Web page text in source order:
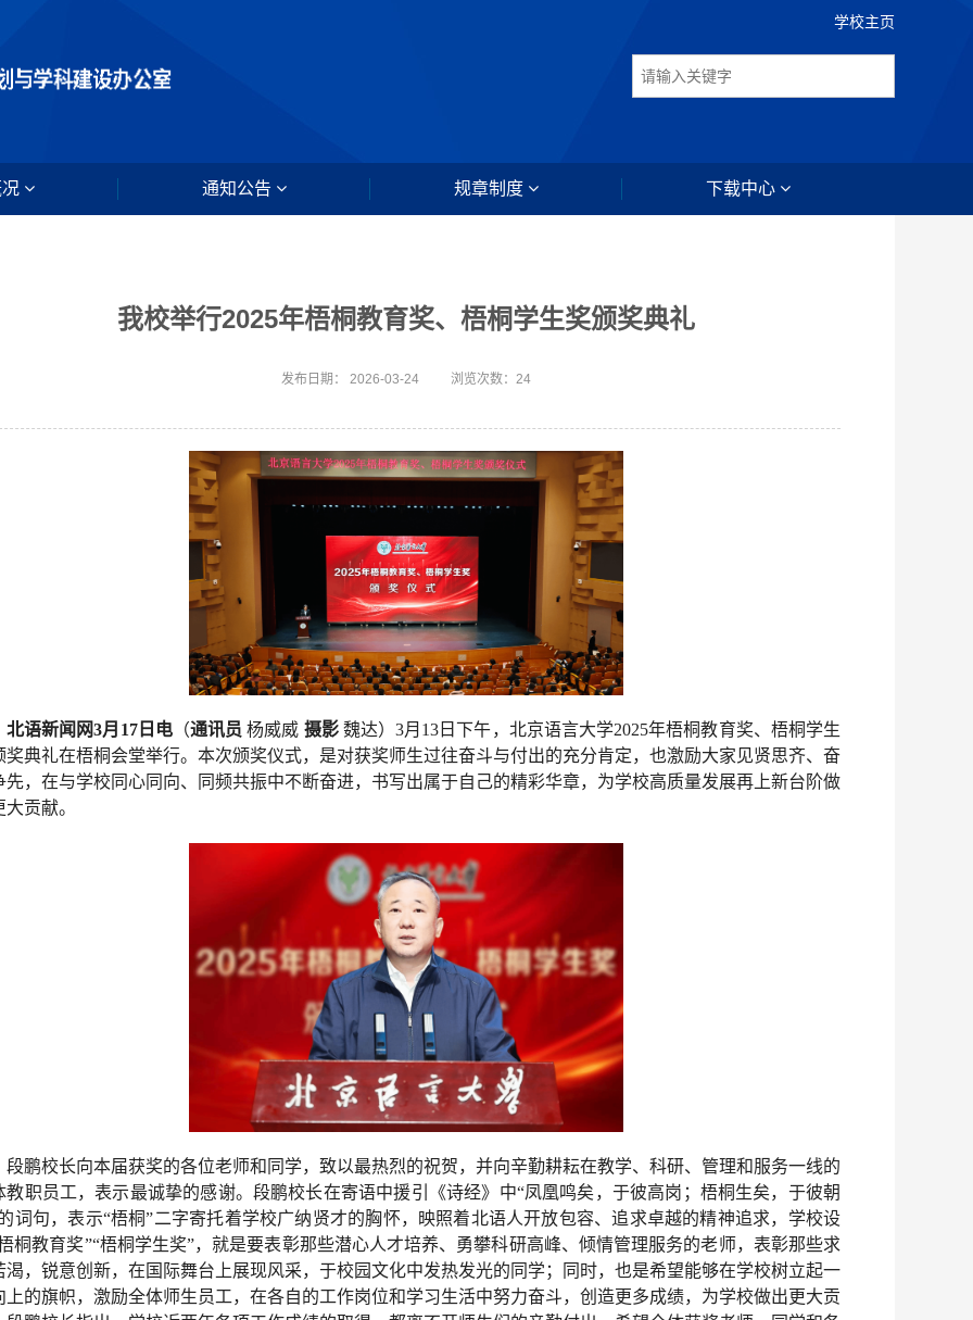
学校主页
通知公告 规章制度 下载中心
我校举行2025年梧桐教育奖、梧桐学生奖颁奖典礼
发布日期： 2026-03-24 浏览次数： 24
北语新闻网3月17日电（通讯员杨威威 摄影魏达）3月13日下午，北京语言大学2025年梧桐教育奖、梧桐学生
奖典礼在梧桐会堂举行。本次颁奖仪式，是对获奖师生过往奋斗与付出的充分肯定，也激励大家见贤思齐、奋
先，在与学校同心同向、同频共振中不断奋进，书写出属于自己的精彩华章，为学校高质量发展再上新台阶做
大贡献。
段鹏校长向本届获奖的各位老师和同学，致以最热烈的祝贺，并向辛勤耕耘在教学、科研、管理和服务一线的
教职员工，表示最诚挚的感谢。段鹏校长在寄语中援引《诗经》中“凤凰鸣矣，于彼高岗；梧桐生矣，于彼朝
词句，表示“梧桐”二字寄托着学校广纳贤才的胸怀，映照着北语人开放包容、追求卓越的精神追求，学校设
桐教育奖”“梧桐学生奖”，就是要表彰那些潜心人才培养、勇攀科研高峰、倾情管理服务的老师，表彰那些求
渴，锐意创新，在国际舞台上展现风采，于校园文化中发热发光的同学；同时，也是希望能够在学校树立起一
上的旗帜，激励全体师生员工，在各自的工作岗位和学习生活中努力奋斗，创造更多成绩，为学校做出更大贡